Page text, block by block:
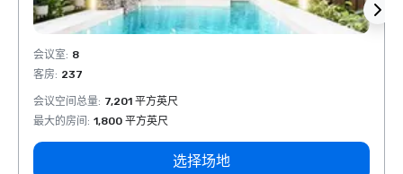
会议室: 8
客房: 237
会议空间总量: 7,201 平方英尺
最大的房间 : 1,800 平方英尺
选择场地